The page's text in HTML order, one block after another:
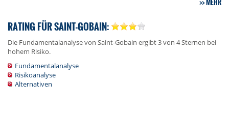
MEHR
RATING FÜR SAINT-GOBAIN:
Die Fundamentalanalyse von Saint-Gobain ergibt 3 von 4 Sternen bei
hohem Risiko.
Fundamentalanalyse
Risikoanalyse
Alternativen